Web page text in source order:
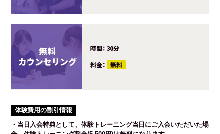
時間： 30分
料金： 無料
体験費用の割引情報
・当日入会特典として、体験トレーニング当日にご入会いただいた場